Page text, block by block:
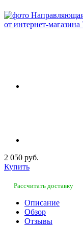
2 050 руб.
Купить
Рассчитать доставку
Описание
Обзор
Отзывы